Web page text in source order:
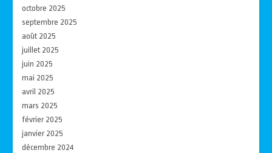
octobre 2025
septembre 2025
août 2025
juillet 2025
juin 2025
mai 2025
avril 2025
mars 2025
février 2025
janvier 2025
décembre 2024